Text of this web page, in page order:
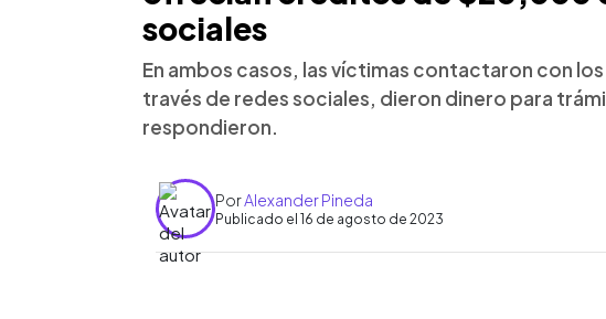
sociales
En ambos casos, las víctimas contactaron con
través de redes sociales, dieron dinero para
respondieron.
PorAlexander Pineda
Publicado el 16 de agosto de 2023